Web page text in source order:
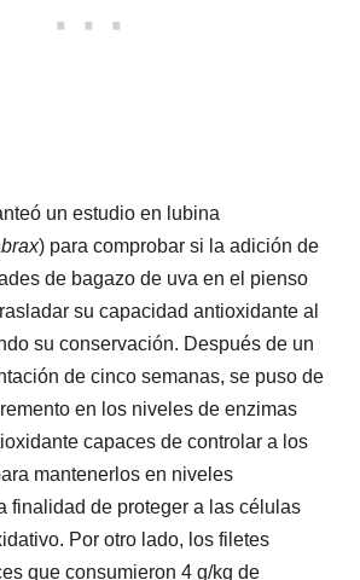
un estudio en lubina
) para comprobar si la adición de
de bagazo de uva en el pienso
su capacidad antioxidante al
su conservación. Después de un
de cinco semanas, se puso de
en los niveles de enzimas
capaces de controlar a los
mantenerlos en niveles
finalidad de proteger a las células
Por otro lado, los filetes
que consumieron 4 g/kg de